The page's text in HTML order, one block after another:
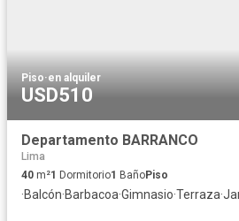
Piso·en alquiler
USD510
Departamento BARRANCO
Lima
40 m²1 Dormitorio1 BañoPiso
·Balcón·Barbacoa·Gimnasio·Terraza·